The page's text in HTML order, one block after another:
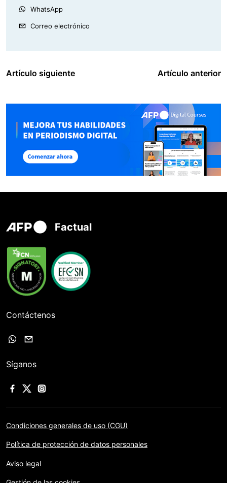
WhatsApp
Correo electrónico
Artículo siguiente Artículo anterior
Factual
Contáctenos
Síganos
Condiciones generales de uso (CGU)
Política de protección de datos personales
Aviso legal